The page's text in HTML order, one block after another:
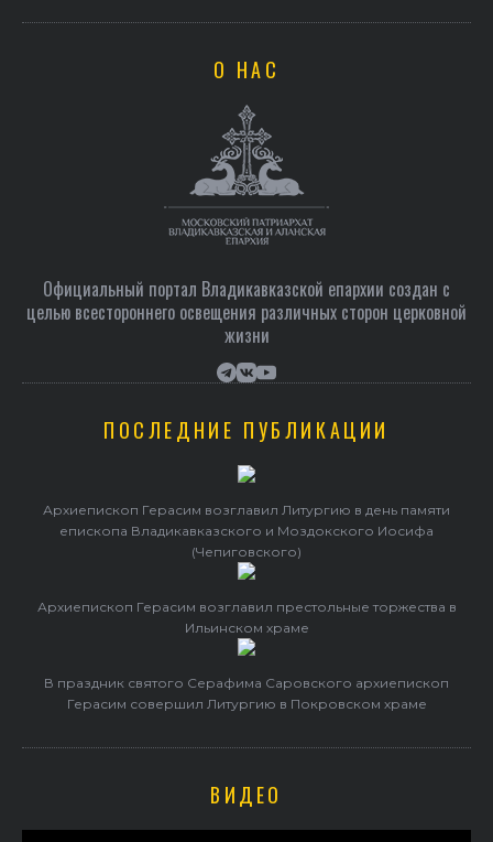
О НАС
Официальный портал Владикавказской епархии создан c
целью всестороннего освещения различных сторон церковной
жизни
ПОСЛЕДНИЕ ПУБЛИКАЦИИ
Архиепископ Герасим возглавил Литургию в день памяти
епископа Владикавказского и Моздокского Иосифа
(Чепиговского)
Архиепископ Герасим возглавил престольные торжества в
Ильинском храме
В праздник святого Серафима Саровского архиепископ
Герасим совершил Литургию в Покровском храме
ВИДЕО